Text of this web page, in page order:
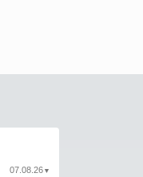
07.08.26 ▼